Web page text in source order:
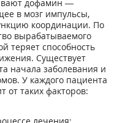
дофамин —
в мозг импульсы,
координации. По
вырабатываемого
теряет способность
Существует
начала заболевания и
У каждого пациента
от таких факторов:
лечения;